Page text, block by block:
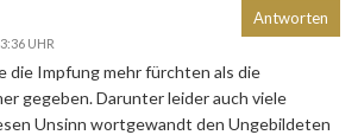
UHR
die Impfung mehr fürchten als die
gegeben. Darunter leider auch viele
Unsinn wortgewandt den Ungebildeten
Antworten